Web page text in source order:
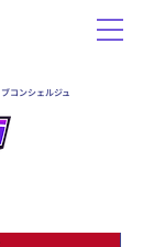
コンシェルジュ